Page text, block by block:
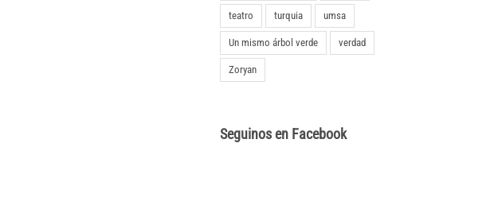
teatro turquia umsa
Un mismo árbol verde verdad
Zoryan
Seguinos en Facebook